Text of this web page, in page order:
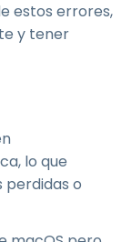
estos errores,
y tener
lo que
perdidas o